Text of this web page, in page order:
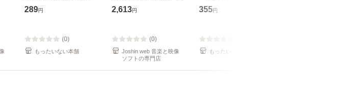
ミリヤ / [CD]【メール
289円
(0)
もったいない本舗
オバサラ/皇麗夢(豊永
2,613円
(0)
Joshin web 音楽と映像
ソフトの専門店
【メール便送料無料】
355円
もったいない本舗